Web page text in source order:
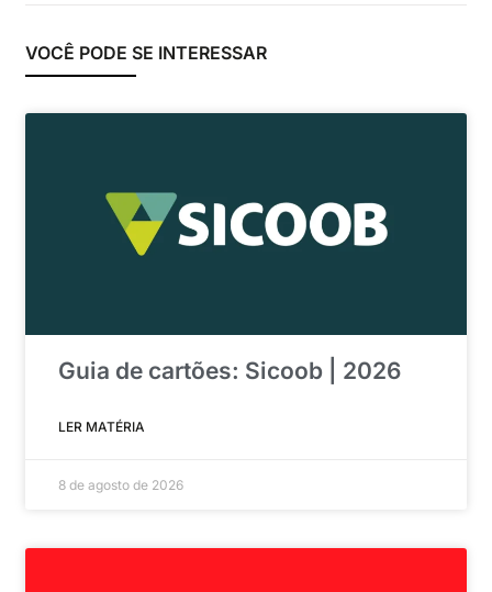
VOCÊ PODE SE INTERESSAR
Guia de cartões: Sicoob | 2026
LER MATÉRIA
8 de agosto de 2026